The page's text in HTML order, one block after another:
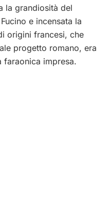
la grandiosità del
e incensata la
origini francesi, che
progetto romano, era
faraonica impresa.